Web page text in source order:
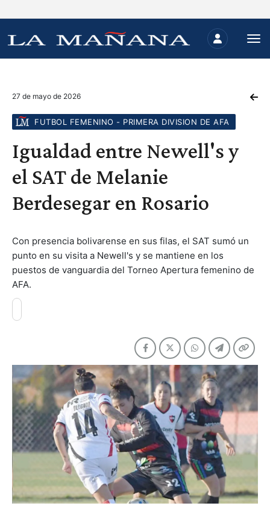
27 de mayo de 2026
FUTBOL FEMENINO - PRIMERA DIVISION DE AFA
Igualdad entre Newell's y
el SAT de Melanie
Berdesegar en Rosario
Con presencia bolivarense en sus filas, el SAT sumó un
punto en su visita a Newell's y se mantiene en los
puestos de vanguardia del Torneo Apertura femenino de
AFA.